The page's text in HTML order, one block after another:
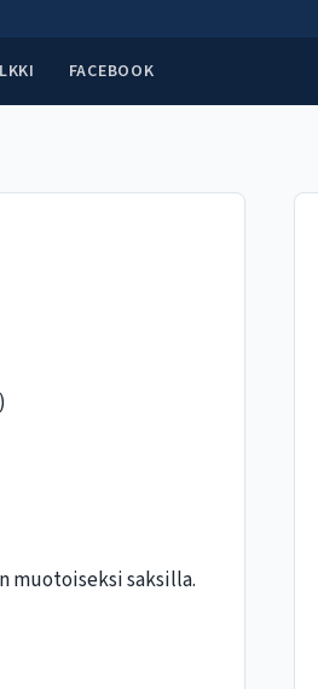
FACEBOOK
muotoiseksi saksilla.